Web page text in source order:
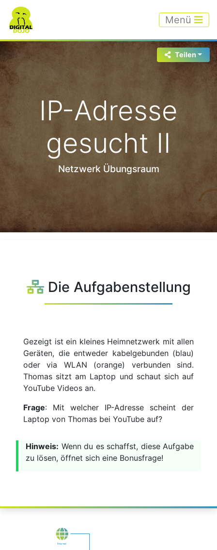
Menü
Teilen
IP-Adresse
gesucht II
Netzwerk Übungsraum
Die Aufgabenstellung
Gezeigt ist ein kleines Heimnetzwerk mit allen
Geräten, die entweder kabelgebunden (blau)
oder via WLAN (orange) verbunden sind.
Thomas sitzt am Laptop und schaut sich auf
YouTube Videos an.
Frage: Mit welcher IP-Adresse scheint der
Laptop von Thomas bei YouTube auf?
Hinweis: Wenn du es schaffst, diese Aufgabe
zu lösen, öffnet sich eine Bonusfrage!